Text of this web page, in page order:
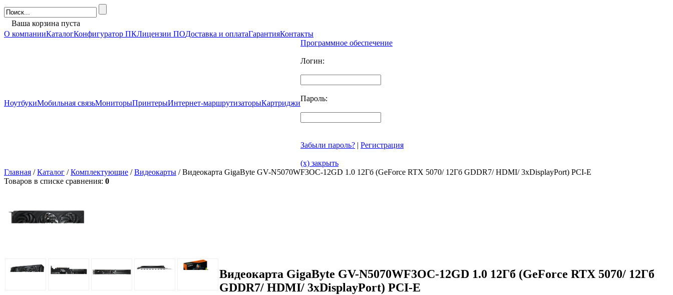
Ваша корзина пуста
О компанииКаталогКонфигуратор ПКЛицензии ПОДоставка и оплатаГарантияКонтакты
НоутбукиМобильная связьМониторыПринтерыИнтернет-маршрутизаторыКартриджи
Программное обеспечение
Логин:
Пароль:
Забыли пароль? | Регистрация
(x) закрыть
Главная /Каталог /Комплектующие /Видеокарты / Видеокарта GigaByte GV-N5070WF3OC-12GD 1.0 12Гб (GeForce RTX 5070/ 12Гб GDDR7/ HDMI/ 3xDisplayPort) PCI-E
Товаров в списке сравнения: 0
Видеокарта GigaByte GV-N5070WF3OC-12GD 1.0 12Гб (GeForce RTX 5070/ 12Гб
GDDR7/ HDMI/ 3xDisplayPort) PCI-E